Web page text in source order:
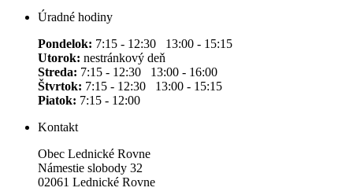
Úradné hodiny
Pondelok: 7:15 - 12:30 13:00 - 15:15
Utorok: nestránkový deň
Streda: 7:15 - 12:30 13:00 - 16:00
Štvrtok: 7:15 - 12:30 13:00 - 15:15
Piatok: 7:15 - 12:00
Kontakt
Obec Lednické Rovne
Námestie slobody 32
02061 Lednické Rovne